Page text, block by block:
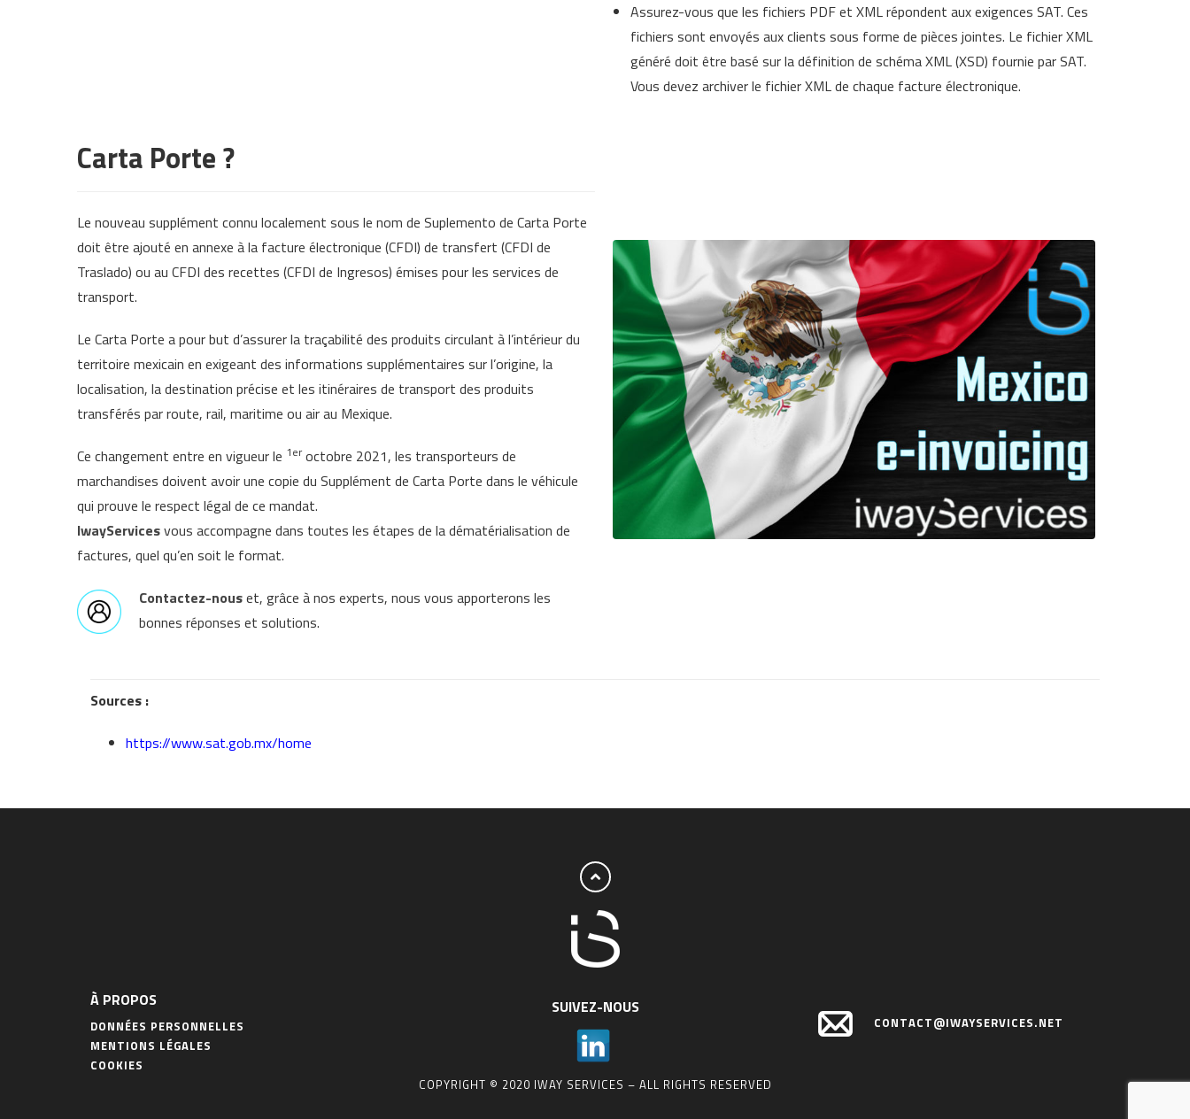
Assurez-vous que les fichiers PDF et XML répondent aux exigences SAT. Ces
fichiers sont envoyés aux clients sous forme de pièces jointes. Le fichier XML
généré doit être basé sur la définition de schéma XML (XSD) fournie par SAT.
Vous devez archiver le fichier XML de chaque facture électronique.
Carta Porte ?
Le nouveau supplément connu localement sous le nom de Suplemento de Carta Porte
doit être ajouté en annexe à la facture électronique (CFDI) de transfert (CFDI de
Traslado) ou au CFDI des recettes (CFDI de Ingresos) émises pour les services de
transport.
Le Carta Porte a pour but d’assurer la traçabilité des produits circulant à l’intérieur du
territoire mexicain en exigeant des informations supplémentaires sur l’origine, la
localisation, la destination précise et les itinéraires de transport des produits
transférés par route, rail, maritime ou air au Mexique.
Ce changement entre en vigueur le 1eroctobre 2021, les transporteurs de
marchandises doivent avoir une copie du Supplément de Carta Porte dans le véhicule
qui prouve le respect légal de ce mandat.
IwayServicesvous accompagne dans toutes les étapes de la dématérialisation de
factures, quel qu’en soit le format.
Contactez-nouset, grâce à nos experts, nous vous apporterons les
bonnes réponses et solutions.
Sources :
https://www.sat.gob.mx/home
À PROPOS
DONNÉES PERSONNELLES
MENTIONS LÉGALES
COOKIES
SUIVEZ-NOUS
CONTACT@IWAYSERVICES.NET
COPYRIGHT © 2020 IWAY SERVICES – ALL RIGHTS RESERVED